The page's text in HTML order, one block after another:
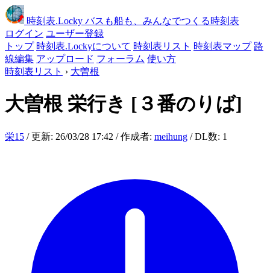
時刻表.Locky バスも船も、みんなでつくる時刻表
ログイン ユーザー登録
トップ 時刻表.Lockyについて 時刻表リスト 時刻表マップ 路
線編集 アップロード フォーラム 使い方
時刻表リスト › 大曽根
大曽根 栄行き [３番のりば]
栄15 / 更新: 26/03/28 17:42 / 作成者: meihung / DL数: 1